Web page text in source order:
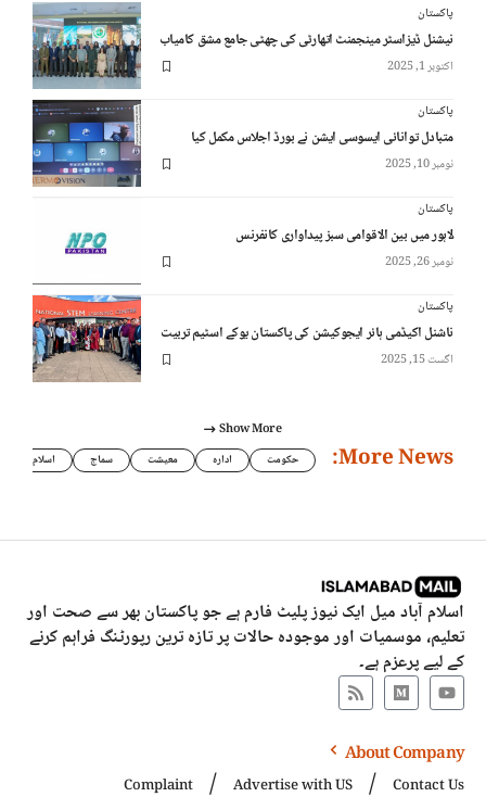
پاکستان
نیشنل ڈیزاسٹر مینجمنٹ اتھارٹی کی چھٹی جامع مشق کامیاب
اکتوبر 1, 2025
پاکستان
متبادل توانائی ایسوسی ایشن نے بورڈ اجلاس مکمل کیا
نومبر 10, 2025
پاکستان
لاہور میں بین الاقوامی سبز پیداواری کانفرنس
نومبر 26, 2025
پاکستان
ناشنل اکیڈمی ہائر ایجوکیشن کی پاکستان یوکے اسٹیم تربیت
اگست 15, 2025
Show More
More News: حکومت ادارہ معیشت سماج اسلام
اسلام آباد میل ایک نیوز پلیٹ فارم ہے جو پاکستان بھر سے صحت اور
تعلیم، موسمیات اور موجودہ حالات پر تازہ ترین رپورٹنگ فراہم کرنے
کے لیے پرعزم ہے۔
About Company
Contact Us
Advertise with US
Complaint